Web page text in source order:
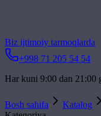
Biz ijtimoiy tarmoqlarda
+998 71 205 54 54
Har kuni 9:00 dan 21:00
Bosh sahifa Katalog